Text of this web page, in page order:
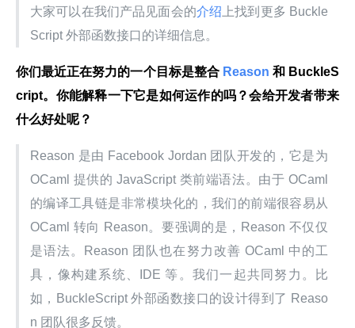
大家可以在我们产品见面会的介绍 上找到更多 Buckle
Script 外部函数接口的详细信息。
你们最近正在努力的一个目标是整合 Reason 和 BuckleS
cript。你能解释一下它是如何运作的吗？会给开发者带来
什么好处呢？
Reason 是由 Facebook Jordan 团队开发的，它是为
OCaml 提供的 JavaScript 类前端语法。由于 OCaml
的编译工具链是非常模块化的，我们的前端很容易从
OCaml 转向 Reason。要强调的是，Reason 不仅仅
是语法。Reason 团队也在努力改善 OCaml 中的工
具，像构建系统、IDE 等。我们一起共同努力。比
如，BuckleScript 外部函数接口的设计得到了 Reaso
n 团队很多反馈。